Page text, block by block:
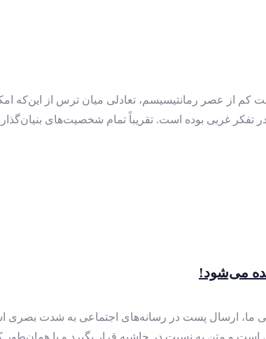
کم از عصر رمانتیسیسم، تعادلی میان ترس از این‌که
تفکر غربی بوده است. تقریباً تمام شخصیت‌های
می‌شود!
ما، ارسال پست در رسانه‌های اجتماعی به شدت